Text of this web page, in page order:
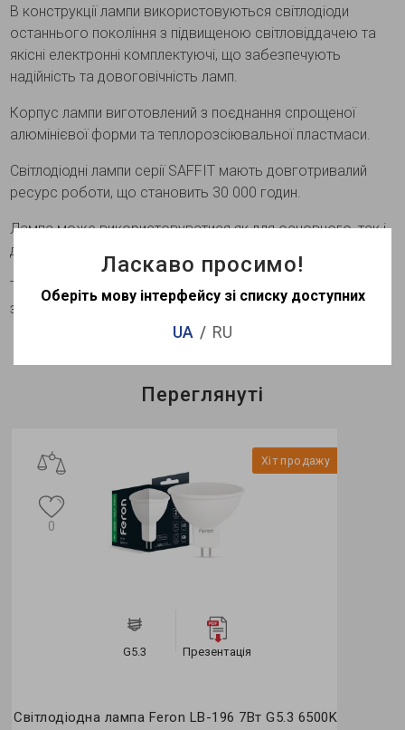
В конструкції лампи використовуються світлодіоди
останнього покоління з підвищеною світловіддачею та
якісні електронні комплектуючі, що забезпечують
надійність та довоговічність ламп.
Корпус лампи виготовлений з поєднання спрощеної
алюмінієвої форми та теплорозсіювальної пластмаси.
Світлодіодні лампи серії SAFFIT мають довготривалий
ресурс роботи, що становить 30 000 годин.
Лампа може використовуватися як для основного, так і
для декоративного освітлення
Технічні характеристики можуть змінюватися в
залежності від партії
Переглянуті
Хіт продажу
G5.3 Презентація
Світлодіодна лампа Feron LB-196 7Вт G5.3 6500K
0
Ласкаво просимо!
Оберіть мову інтерфейсу зі списку доступних
UA RU